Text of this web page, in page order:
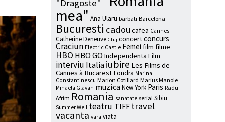
"Dragoste"
mea" Ana Ularu barbati Barcelona
Bucuresti cadou cafea Cannes
Catherine Deneuve Cluj concertconcurs
Craciun Electric Castle Femei film filme
HBO HBO GO Independenta Film
interviu Italiaiubire Les Films de
Cannes à BucarestLondra Marina
Constantinescu Marion Cotillard Marius Manole
Mihaela Glavan muzica New York Paris Radu
Afrim Romania sanatate serial Sibiu
Summer Well teatru TIFF travel
vacanta vara viata